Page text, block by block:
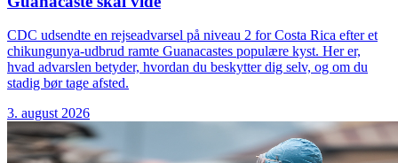
CDC udsendte en rejseadvarsel på niveau 2 for Costa Rica efter et
chikungunya-udbrud ramte Guanacastes populære kyst. Her er,
hvad advarslen betyder, hvordan du beskytter dig selv, og om du
stadig bør tage afsted.
3. august 2026